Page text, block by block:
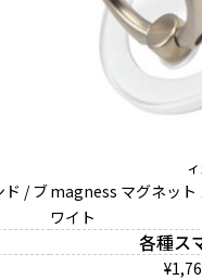
ド / ブmagness マグネット
ワイト
各種ス